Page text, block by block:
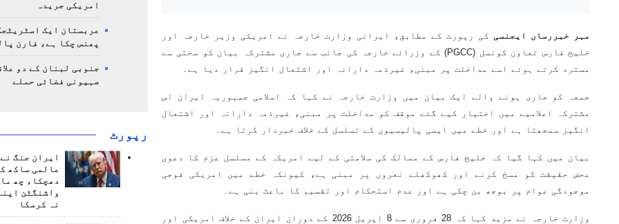
مہر خبررساں ایجنسی کی رپورٹ کے مطابق، ایرانی وزارت خارجہ نے امریکی وزیر خارجہ اور
خلیج فارس تعاون کونسل (PGCC) کے وزرائے خارجہ کی جانب سے جاری مشترکہ بیان کو سختی سے
مسترد کرتے ہوئے اسے مداخلت پر مبنی، غیرذمہ دارانہ اور اشتعال انگیز قرار دیا ہے۔
جمعہ کو جاری ہونے والے ایک بیان میں وزارت خارجہ نے کہا کہ اسلامی جمہوریہ ایران اس
مشترکہ اعلامیے میں اختیار کیے گئے موقف کو مداخلت پر مبنی، غیرذمہ دارانہ اور اشتعال
انگیز سمجھتا ہے اور خطے میں ایسی پالیسیوں کے تسلسل کے خلاف خبردار کرتا ہے۔
بیان میں کہا گیا کہ خلیج فارس کے ممالک کی سلامتی کے لیے امریکہ کے مسلسل عزم کا دعوی
محض حقیقت کو مسخ کرنے اور کھوکھلے نعروں پر مبنی ہے، کیونکہ خطے میں امریکی فوجی
موجودگی عوام پر بوجھ بن چکی ہے اور عدم استحکام اور تقسیم کا باعث بنی ہے۔
وزارت خارجہ نے مزید کہا کہ 28 فروری سے 8 اپریل 2026 کے دوران ایران کے خلاف امریکی اور
امریکی جریدہ
عربستان ایک
پھنس چکا ہے، فارن
جنوبی لبنان کے دو
صہیونی فضائی حملے
رپورٹ
ایران جنگ
عالمی ساکھ
دھچکا، چھ
واشنگٹن
نہ کرسکا